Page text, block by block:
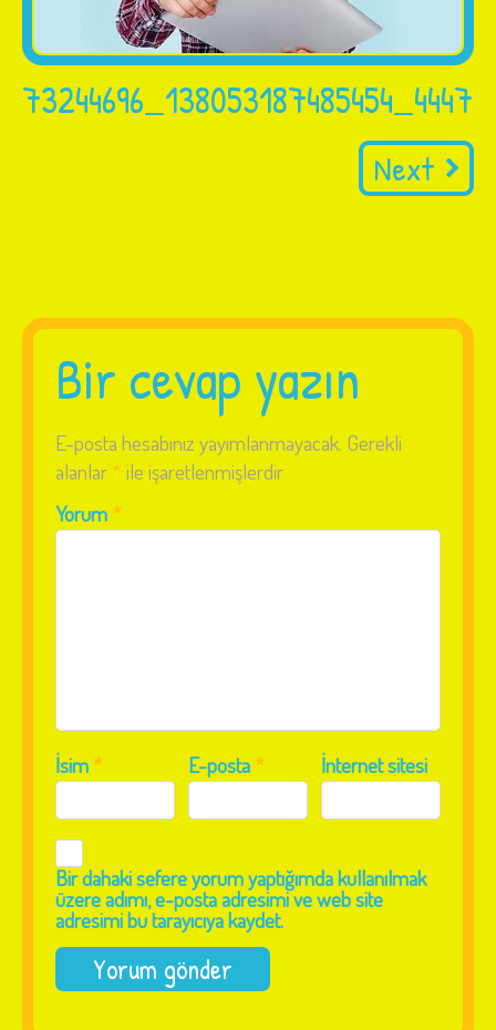
Next
Bir cevap yazın
E-posta hesabınız yayımlanmayacak. Gerekli
alanlar * ile işaretlenmişlerdir
Yorum *
İsim * E-posta * İnternet sitesi
Bir dahaki sefere yorum yaptığımda kullanılmak
üzere adımı, e-posta adresimi ve web site
adresimi bu tarayıcıya kaydet.